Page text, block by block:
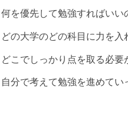
何を優先して勉強すればいい
どの大学のどの科目に力を入
どこでしっかり点を取る必要
自分で考えて勉強を進めてい